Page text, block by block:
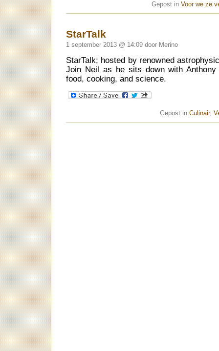
Gepost in Voor we ze
StarTalk
1 september 2013 @ 14:09 door Merino
StarTalk; hosted by renowned
Join Neil as he sits down with Anthony
food, cooking, and science.
Gepost in Culinair,